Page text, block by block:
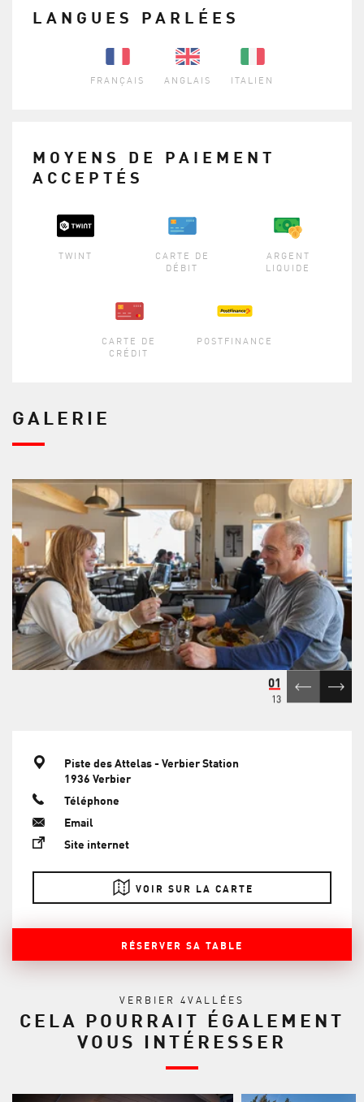
LANGUES PARLÉES
FRANÇAIS ANGLAIS ITALIEN
MOYENS DE PAIEMENT
ACCEPTÉS
TWINT
CARTE DE
DÉBIT
ARGENT
LIQUIDE
CARTE DE
CRÉDIT
POSTFINANCE
GALERIE
01
13
Piste des Attelas - Verbier Station
1936 Verbier
Téléphone
Email
Site internet
VOIR SUR LA CARTE
RÉSERVER SA TABLE
VERBIER 4VALLÉES
CELA POURRAIT ÉGALEMENT
VOUS INTÉRESSER